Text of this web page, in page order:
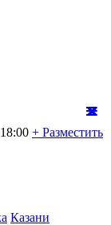
+ Разместить
Казани